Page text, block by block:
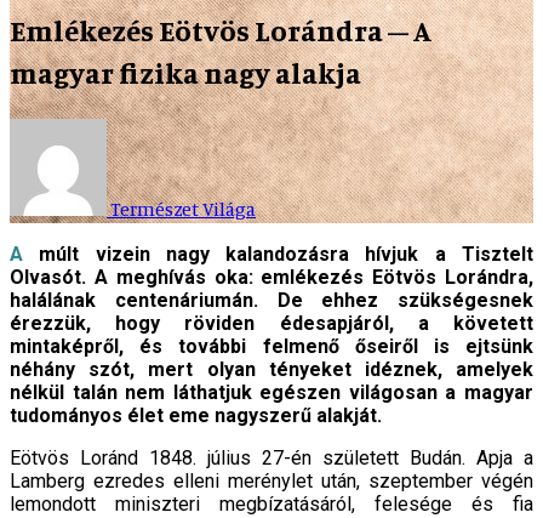
Emlékezés Eötvös Lorándra – A
magyar fizika nagy alakja
Természet Világa
A múlt vizein nagy kalandozásra hívjuk a Tisztelt
Olvasót. A meghívás oka: emlékezés Eötvös Lorándra,
halálának centenáriumán. De ehhez szükségesnek
érezzük, hogy röviden édesapjáról, a követett
mintaképről, és további felmenő őseiről is ejtsünk
néhány szót, mert olyan tényeket idéznek, amelyek
nélkül talán nem láthatjuk egészen világosan a magyar
tudományos élet eme nagyszerű alakját.
Eötvös Loránd 1848. július 27-én született Budán. Apja a
Lamberg ezredes elleni merénylet után, szeptember végén
lemondott miniszteri megbízatásáról, felesége és fia